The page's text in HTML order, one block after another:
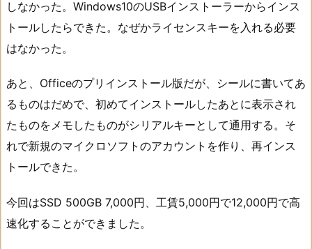
しなかった。Windows10のUSBインストーラーからインス
トールしたらできた。なぜかライセンスキーを入れる必要
はなかった。
あと、Officeのプリインストール版だが、シールに書いてあ
るものはだめで、初めてインストールしたあとに表示され
たものをメモしたものがシリアルキーとして通用する。そ
れで新規のマイクロソフトのアカウントを作り、再インス
トールできた。
今回はSSD 500GB 7,000円、工賃5,000円で12,000円で高
速化することができました。